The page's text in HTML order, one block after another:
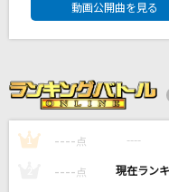
Official髭男dism
動画公開曲を見る
1 ---- 点 ----
---- 点 ----